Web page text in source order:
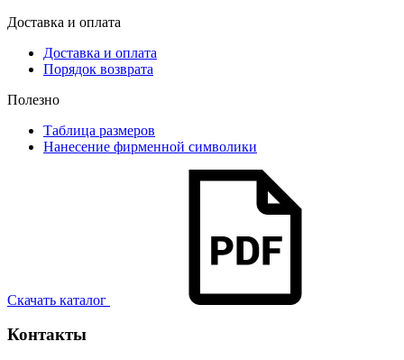
Доставка и оплата
Доставка и оплата
Порядок возврата
Полезно
Таблица размеров
Нанесение фирменной символики
Скачать каталог
Контакты